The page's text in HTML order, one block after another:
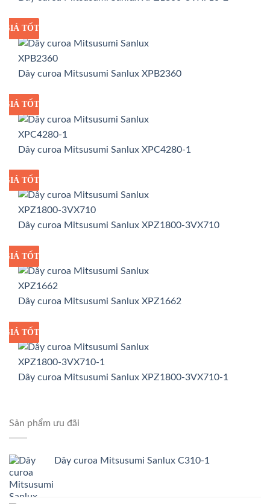
GIÁ SỈ
GIÁ TỐT
Dây curoa Mitsusumi Sanlux XPB2360
GIÁ SỈ
GIÁ TỐT
Dây curoa Mitsusumi Sanlux XPC4280-1
GIÁ SỈ
GIÁ TỐT
Dây curoa Mitsusumi Sanlux XPZ1800-3VX710
GIÁ SỈ
GIÁ TỐT
Dây curoa Mitsusumi Sanlux XPZ1662
GIÁ SỈ
GIÁ TỐT
Dây curoa Mitsusumi Sanlux XPZ1800-3VX710-1
Sản phẩm ưu đãi
Dây curoa Mitsusumi Sanlux C310-1